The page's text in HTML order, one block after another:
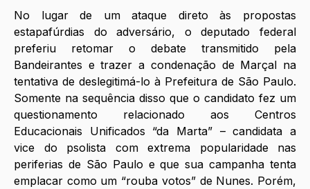
No lugar de um ataque direto às propostas
estapafúrdias do adversário, o deputado federal
preferiu retomar o debate transmitido pela
Bandeirantes e trazer a condenação de Marçal na
tentativa de deslegitimá-lo à Prefeitura de São Paulo.
Somente na sequência disso que o candidato fez um
questionamento relacionado aos Centros
Educacionais Unificados “da Marta” – candidata a
vice do psolista com extrema popularidade nas
periferias de São Paulo e que sua campanha tenta
emplacar como um “rouba votos” de Nunes. Porém,